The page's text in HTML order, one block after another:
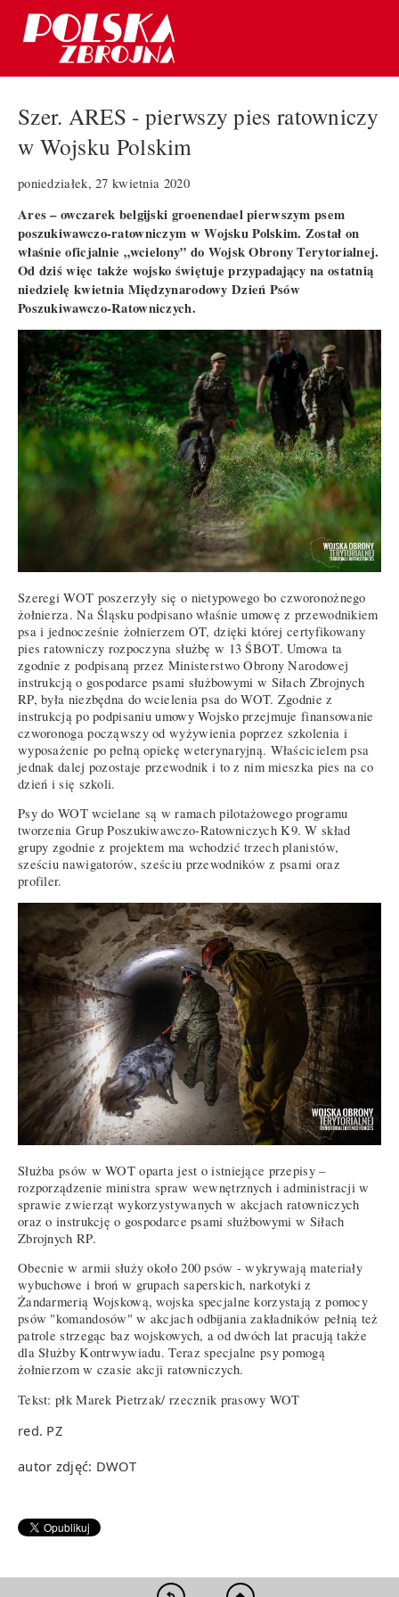
Szer. ARES - pierwszy pies ratowniczy
w Wojsku Polskim
poniedziałek, 27 kwietnia 2020
Ares – owczarek belgijski groenendael pierwszym psem
poszukiwawczo-ratowniczym w Wojsku Polskim. Został on
właśnie oficjalnie „wcielony” do Wojsk Obrony Terytorialnej.
Od dziś więc także wojsko świętuje przypadający na ostatnią
niedzielę kwietnia Międzynarodowy Dzień Psów
Poszukiwawczo-Ratowniczych.
Szeregi WOT poszerzyły się o nietypowego bo czworonożnego
żołnierza. Na Śląsku podpisano właśnie umowę z przewodnikiem
psa i jednocześnie żołnierzem OT, dzięki której certyfikowany
pies ratowniczy rozpoczyna służbę w 13 ŚBOT. Umowa ta
zgodnie z podpisaną przez Ministerstwo Obrony Narodowej
instrukcją o gospodarce psami służbowymi w Siłach Zbrojnych
RP, była niezbędna do wcielenia psa do WOT. Zgodnie z
instrukcją po podpisaniu umowy Wojsko przejmuje finansowanie
czworonoga począwszy od wyżywienia poprzez szkolenia i
wyposażenie po pełną opiekę weterynaryjną. Właścicielem psa
jednak dalej pozostaje przewodnik i to z nim mieszka pies na co
dzień i się szkoli.
Psy do WOT wcielane są w ramach pilotażowego programu
tworzenia Grup Poszukiwawczo-Ratowniczych K9. W skład
grupy zgodnie z projektem ma wchodzić trzech planistów,
sześciu nawigatorów, sześciu przewodników z psami oraz
profiler.
Służba psów w WOT oparta jest o istniejące przepisy –
rozporządzenie ministra spraw wewnętrznych i administracji w
sprawie zwierząt wykorzystywanych w akcjach ratowniczych
oraz o instrukcję o gospodarce psami służbowymi w Siłach
Zbrojnych RP.
Obecnie w armii służy około 200 psów - wykrywają materiały
wybuchowe i broń w grupach saperskich, narkotyki z
Żandarmerią Wojskową, wojska specjalne korzystają z pomocy
psów "komandosów" w akcjach odbijania zakładników pełnią też
patrole strzegąc baz wojskowych, a od dwóch lat pracują także
dla Służby Kontrwywiadu. Teraz specjalne psy pomogą
żołnierzom w czasie akcji ratowniczych.
Tekst: płk Marek Pietrzak/ rzecznik prasowy WOT
red. PZ
autor zdjęć: DWOT